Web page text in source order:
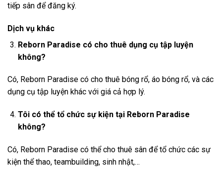
tiếp sân để đăng ký.
Dịch vụ khác
Reborn Paradise có cho thuê dụng cụ tập luyện
không?
Có, Reborn Paradise có cho thuê bóng rổ, áo bóng rổ, và các
dụng cụ tập luyện khác với giá cả hợp lý.
Tôi có thể tổ chức sự kiện tại Reborn Paradise
không?
Có, Reborn Paradise có thể cho thuê sân để tổ chức các sự
kiện thể thao, teambuilding, sinh nhật,…